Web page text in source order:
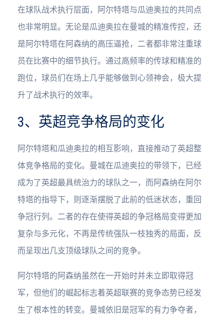
在球队战术执行层面，阿尔特塔与瓜迪奥拉的共同点
也非常明显。无论是瓜迪奥拉在曼城的精准传控，还
是阿尔特塔在阿森纳的高压逼抢，二者都非常注重球
员在比赛中的细节执行。通过高频率的传球和精准的
跑位，球员们在场上几乎能够做到心领神会，极大提
升了战术执行的效率。
3、英超竞争格局的变化
阿尔特塔和瓜迪奥拉的相互影响，直接推动了英超整
体竞争格局的变化。曼城在瓜迪奥拉的带领下，已经
成为了英超最具统治力的球队之一，而阿森纳在阿尔
特塔的指导下，则逐渐摆脱了此前的低迷状态，重回
争冠行列。二者的存在使得英超的争冠格局变得更加
复杂与多元化，不再是传统强队一枝独秀的局面，反
而呈现出几支顶级球队之间的竞争。
阿尔特塔的阿森纳虽然在一开始时并未立即取得冠
军，但他们的崛起标志着英超联赛的竞争态势已经发
生了根本性的转变。曼城依旧是冠军的有力争夺者，